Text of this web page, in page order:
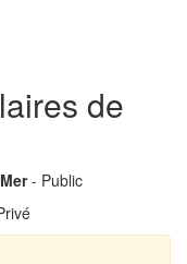
de
- Public